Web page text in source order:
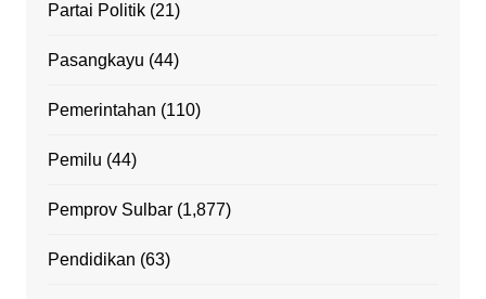
Partai Politik(21)
Pasangkayu (44)
Pemerintahan (110)
Pemilu (44)
Pemprov Sulbar(1,877)
Pendidikan (63)